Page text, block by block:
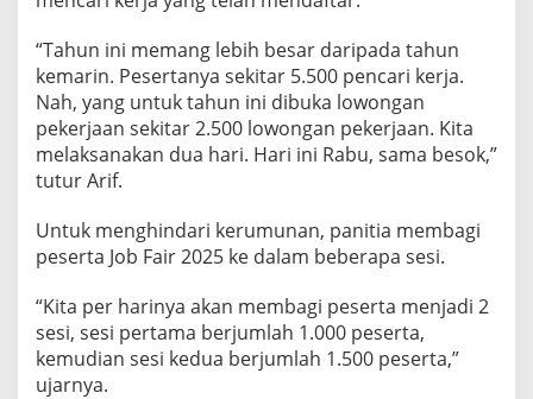
“Tahun ini memang lebih besar daripada tahun
kemarin. Pesertanya sekitar 5.500 pencari kerja.
Nah, yang untuk tahun ini dibuka lowongan
pekerjaan sekitar 2.500 lowongan pekerjaan. Kita
melaksanakan dua hari. Hari ini Rabu, sama besok,”
tutur Arif.
Untuk menghindari kerumunan, panitia membagi
peserta Job Fair 2025 ke dalam beberapa sesi.
“Kita per harinya akan membagi peserta menjadi 2
sesi, sesi pertama berjumlah 1.000 peserta,
kemudian sesi kedua berjumlah 1.500 peserta,”
ujarnya.